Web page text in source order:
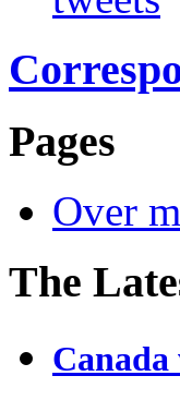
Pages
Over
The
Canada